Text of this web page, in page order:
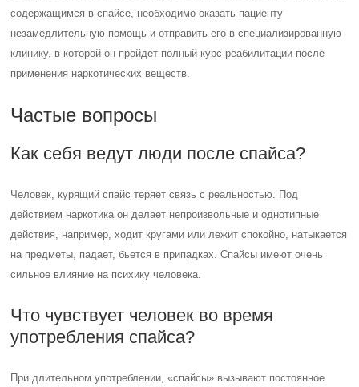
содержащимся в спайсе, необходимо оказать пациенту
незамедлительную помощь и отправить его в специализированную
клинику, в которой он пройдет полный курс реабилитации после
применения наркотических веществ.
Частые вопросы
Как себя ведут люди после спайса?
Человек, курящий спайс теряет связь с реальностью. Под
действием наркотика он делает непроизвольные и однотипные
действия, например, ходит кругами или лежит спокойно, натыкается
на предметы, падает, бьется в припадках. Спайсы имеют очень
сильное влияние на психику человека.
Что чувствует человек во время
употребления спайса?
При длительном употреблении, «спайсы» вызывают постоянное